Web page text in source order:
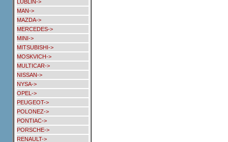
LUBLIN->
MAN->
MAZDA->
MERCEDES->
MINI->
MITSUBISHI->
MOSKVICH->
MULTICAR->
NISSAN->
NYSA->
OPEL->
PEUGEOT->
POLONEZ->
PONTIAC->
PORSCHE->
RENAULT->